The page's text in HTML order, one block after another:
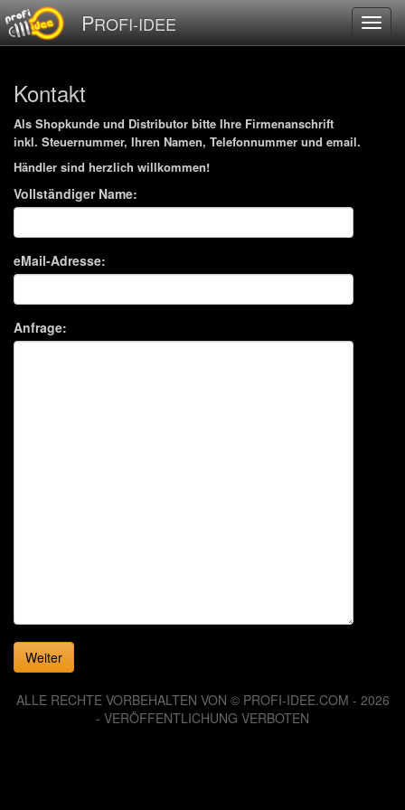
PROFI-IDEE
Kontakt
Als Shopkunde und Distributor bitte Ihre Firmenanschrift
inkl. Steuernummer, Ihren Namen, Telefonnummer und email.
Händler sind herzlich willkommen!
Vollständiger Name:
eMail-Adresse:
Anfrage:
Weiter
ALLE RECHTE VORBEHALTEN VON © PROFI-IDEE.COM - 2026
- VERÖFFENTLICHUNG VERBOTEN